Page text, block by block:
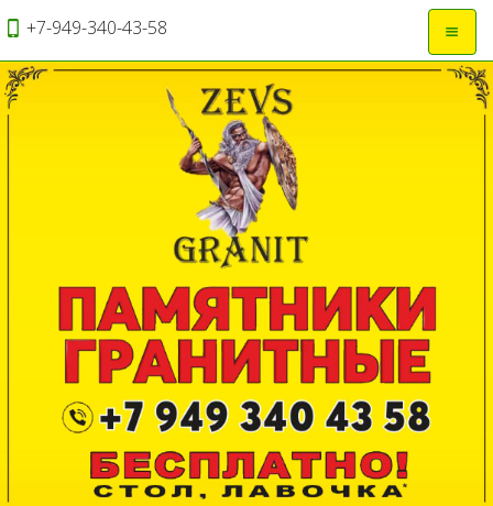
+7-949-340-43-58